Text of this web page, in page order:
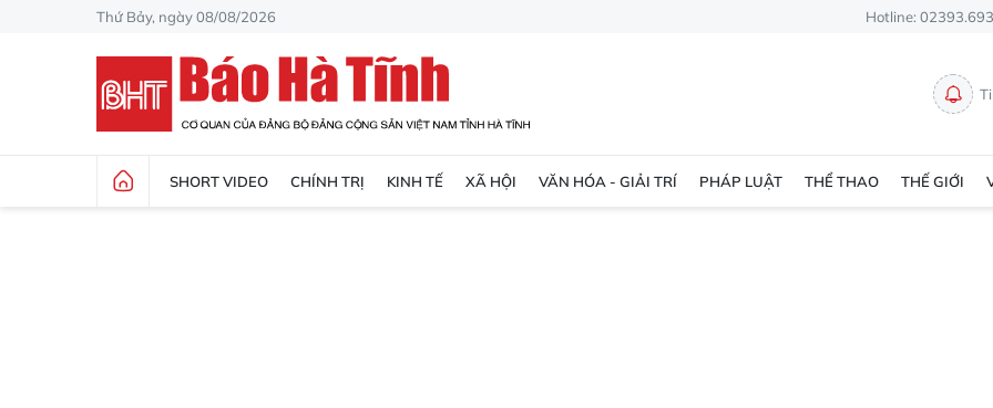
Thứ Bảy, ngày 08/08/2026 Hotline:
SHORT VIDEO CHÍNH TRỊ KINH TẾ XÃ HỘI VĂN HÓA - GIẢI TRÍ PHÁP LUẬT THỂ THAO THẾ GIỚI